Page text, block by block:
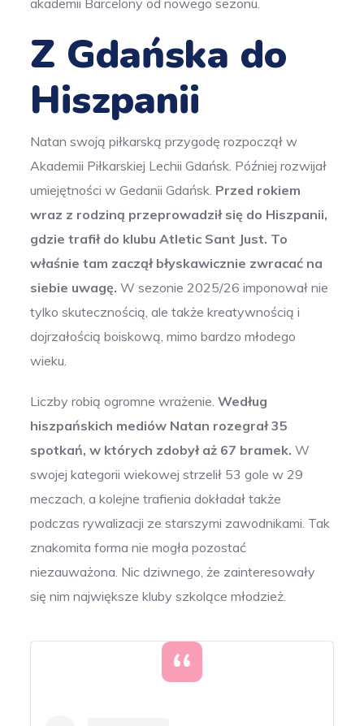
Z Gdańska do
Hiszpanii
Natan swoją piłkarską przygodę rozpoczął w
Akademii Piłkarskiej Lechii Gdańsk. Później rozwijał
umiejętności w Gedanii Gdańsk. Przed rokiem
wraz z rodziną przeprowadził się do Hiszpanii,
gdzie trafił do klubu Atletic Sant Just. To
właśnie tam zaczął błyskawicznie zwracać na
siebie uwagę. W sezonie 2025/26 imponował nie
tylko skutecznością, ale także kreatywnością i
dojrzałością boiskową, mimo bardzo młodego
wieku.
Liczby robią ogromne wrażenie. Według
hiszpańskich mediów Natan rozegrał 35
spotkań, w których zdobył aż 67 bramek. W
swojej kategorii wiekowej strzelił 53 gole w 29
meczach, a kolejne trafienia dokładał także
podczas rywalizacji ze starszymi zawodnikami. Tak
znakomita forma nie mogła pozostać
niezauważona. Nic dziwnego, że zainteresowały
się nim największe kluby szkolące młodzież.